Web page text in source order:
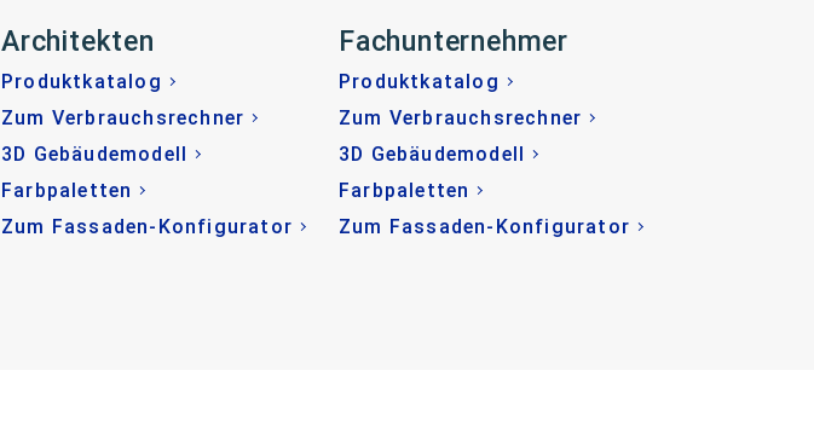
Architekten
Produktkatalog
Zum Verbrauchsrechner
3D Gebäudemodell
Farbpaletten
Zum Fassaden-Konfigurator
Fachunternehmer
Produktkatalog
Zum Verbrauchsrechner
3D Gebäudemodell
Farbpaletten
Zum Fassaden-Konfigurator